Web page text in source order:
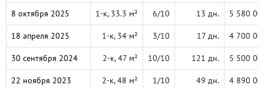
8 октября 2025 1-к, 33.3 м² 6/10 13 дн. 5 580
18 апреля 2025 1-к, 34 м² 3/10 17 дн. 4 700
30 сентября 2024 2-к, 47 м² 10/10 121 дн. 5 500
22 ноября 2023 2-к, 48 м² 1/10 49 дн. 4 890